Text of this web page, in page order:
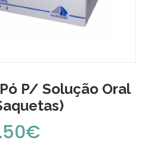
P/ Solução Oral